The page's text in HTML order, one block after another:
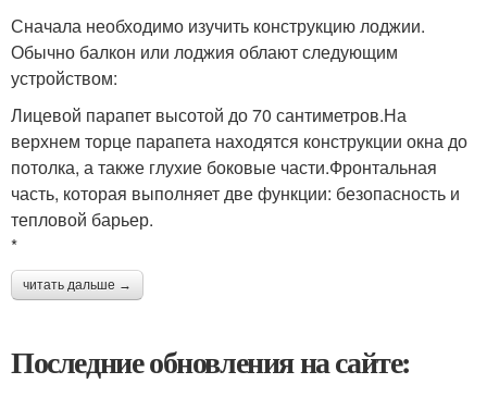
Сначала необходимо изучить конструкцию лоджии.
Обычно балкон или лоджия облают следующим
устройством:
Лицевой парапет высотой до 70 сантиметров.На
верхнем торце парапета находятся конструкции окна до
потолка, а также глухие боковые части.Фронтальная
часть, которая выполняет две функции: безопасность и
тепловой барьер.
*
читать дальше →
Последние обновления на сайте: